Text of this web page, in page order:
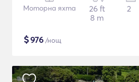
Моторна яхта
26 ft
8 m
2
$976 /нощ